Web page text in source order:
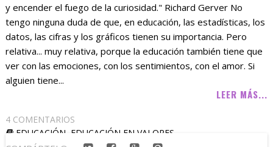
y encender el fuego de la curiosidad." Richard Gerver No
tengo ninguna duda de que, en educación, las estadísticas, los
datos, las cifras y los gráficos tienen su importancia. Pero
relativa... muy relativa, porque la educación también tiene que
ver con las emociones, con los sentimientos, con el amor. Si
alguien tiene...
LEER MÁS...
4 COMENTARIOS
EDUCACIÓN EDUCACIÓN EN VALORES